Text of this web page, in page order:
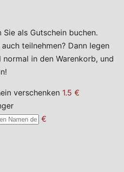
Sie als Gutschein buchen.
teilnehmen? Dann legen
normal in den Warenkorb, und
verschenken 1.5 €
€